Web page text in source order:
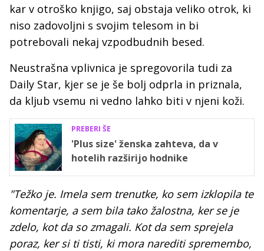
kar v otroško knjigo, saj obstaja veliko otrok, ki
niso zadovoljni s svojim telesom in bi
potrebovali nekaj vzpodbudnih besed.
Neustrašna vplivnica je spregovorila tudi za
Daily Star, kjer se je še bolj odprla in priznala,
da kljub vsemu ni vedno lahko biti v njeni koži.
PREBERI ŠE
'Plus size' ženska zahteva, da v
hotelih razširijo hodnike
"Težko je. Imela sem trenutke, ko sem izklopila te
komentarje, a sem bila tako žalostna, ker se je
zdelo, kot da so zmagali. Kot da sem sprejela
poraz, ker si ti tisti, ki mora narediti spremembo,